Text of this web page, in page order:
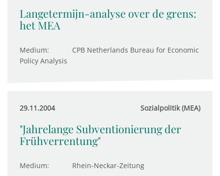
Langetermijn-analyse over de grens:
het MEA
Medium:
CPB Netherlands Bureau for Economic
Policy Analysis
29.11.2004 Sozialpolitik (MEA)
"Jahrelange Subventionierung der
Frühverrentung"
Medium: Rhein-Neckar-Zeitung